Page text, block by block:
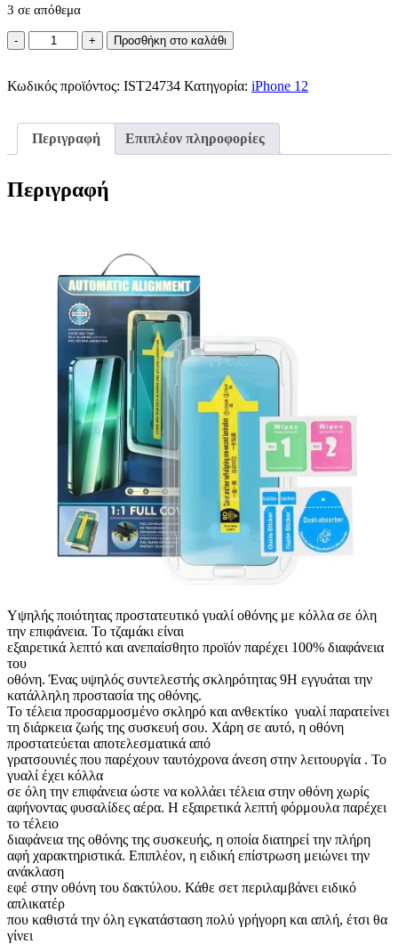
3 σε απόθεμα
TEMPERED
GLASS
/
Οθονής
iPhone
Applicator
Προσθήκη στο καλάθι
Κωδικός προϊόντος: IST24734 Κατηγορία: iPhone 12
Περιγραφή Επιπλέον πληροφορίες
Περιγραφή
Υψηλής ποιότητας προστατευτικό γυαλί οθόνης με κόλλα σε όλη
την επιφάνεια. Το τζαμάκι είναι
εξαιρετικά λεπτό και ανεπαίσθητο προϊόν παρέχει 100% διαφάνεια
του
οθόνη. Ένας υψηλός συντελεστής σκληρότητας 9H εγγυάται την
κατάλληλη προστασία της οθόνης.
Το τέλεια προσαρμοσμένο σκληρό και ανθεκτίκο γυαλί παρατείνει
τη διάρκεια ζωής της συσκευή σου. Χάρη σε αυτό, η οθόνη
προστατεύεται αποτελεσματικά από
γρατσουνιές που παρέχουν ταυτόχρονα άνεση στην λειτουργία . Το
γυαλί έχει κόλλα
σε όλη την επιφάνεια ώστε να κολλάει τέλεια στην οθόνη χωρίς
αφήνοντας φυσαλίδες αέρα. Η εξαιρετικά λεπτή φόρμουλα παρέχει
το τέλειο
διαφάνεια της οθόνης της συσκευής, η οποία διατηρεί την πλήρη
αφή χαρακτηριστικά. Επιπλέον, η ειδική επίστρωση μειώνει την
ανάκλαση
εφέ στην οθόνη του δακτύλου. Κάθε σετ περιλαμβάνει ειδικό
απλικατέρ
που καθιστά την όλη εγκατάσταση πολύ γρήγορη και απλή, έτσι θα
γίνει